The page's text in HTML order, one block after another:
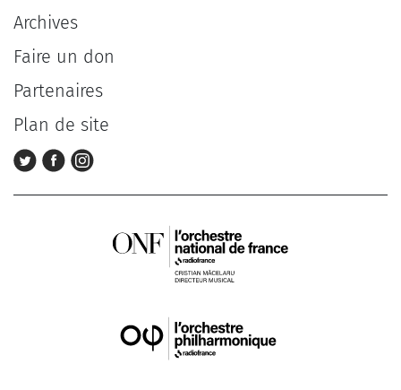
Archives
Faire un don
Partenaires
Plan de site